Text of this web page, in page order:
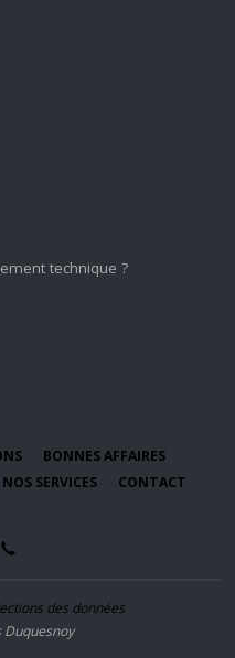
technique ?
BONNES AFFAIRES
NOS SERVICES CONTACT
des données